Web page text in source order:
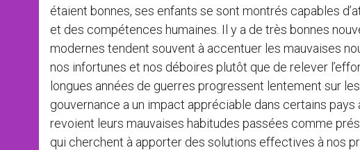
étaient bonnes, ses enfants se sont montrés capables
et des compétences humaines. Il y a de très bonnes
modernes tendent souvent à accentuer les mauvaises
nos infortunes et nos déboires plutôt que de relever
longues années de guerres progressent lentement sur
gouvernance a un impact appréciable dans certains
revoient leurs mauvaises habitudes passées comme
qui cherchent à apporter des solutions effectives à nos